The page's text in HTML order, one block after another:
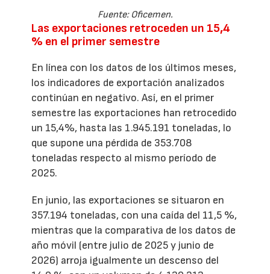
Fuente: Oficemen.
Las exportaciones retroceden un 15,4
% en el primer semestre
En línea con los datos de los últimos meses,
los indicadores de exportación analizados
continúan en negativo. Así, en el primer
semestre las exportaciones han retrocedido
un 15,4%, hasta las 1.945.191 toneladas, lo
que supone una pérdida de 353.708
toneladas respecto al mismo período de
2025.
En junio, las exportaciones se situaron en
357.194 toneladas, con una caída del 11,5 %,
mientras que la comparativa de los datos de
año móvil (entre julio de 2025 y junio de
2026) arroja igualmente un descenso del